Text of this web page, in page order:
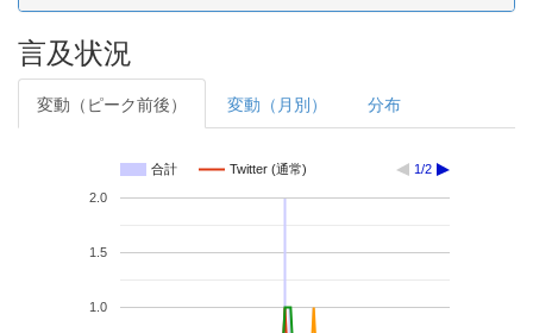
言及状況
変動（ピーク前後） 変動（月別） 分布
合計 Twitter (通常) 1/2
1.0
1.5
2.0